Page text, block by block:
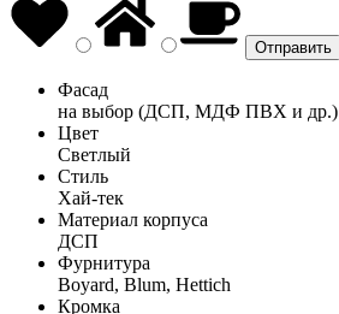
Фасад
на выбор (ДСП, МДФ ПВХ и др.)
Цвет
Светлый
Стиль
Хай-тек
Материал корпуса
ДСП
Фурнитура
Boyard, Blum, Hettich
Кромка